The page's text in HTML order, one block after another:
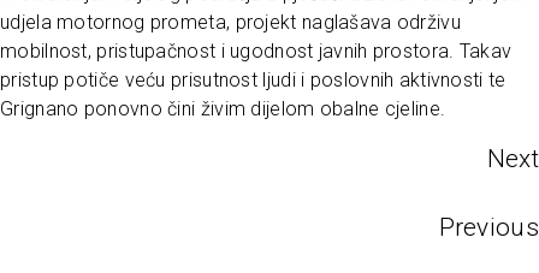
udjela motornog prometa, projekt naglašava održivu
mobilnost, pristupačnost i ugodnost javnih prostora. Takav
pristup potiče veću prisutnost ljudi i poslovnih aktivnosti te
Grignano ponovno čini živim dijelom obalne cjeline.
Next
Previous